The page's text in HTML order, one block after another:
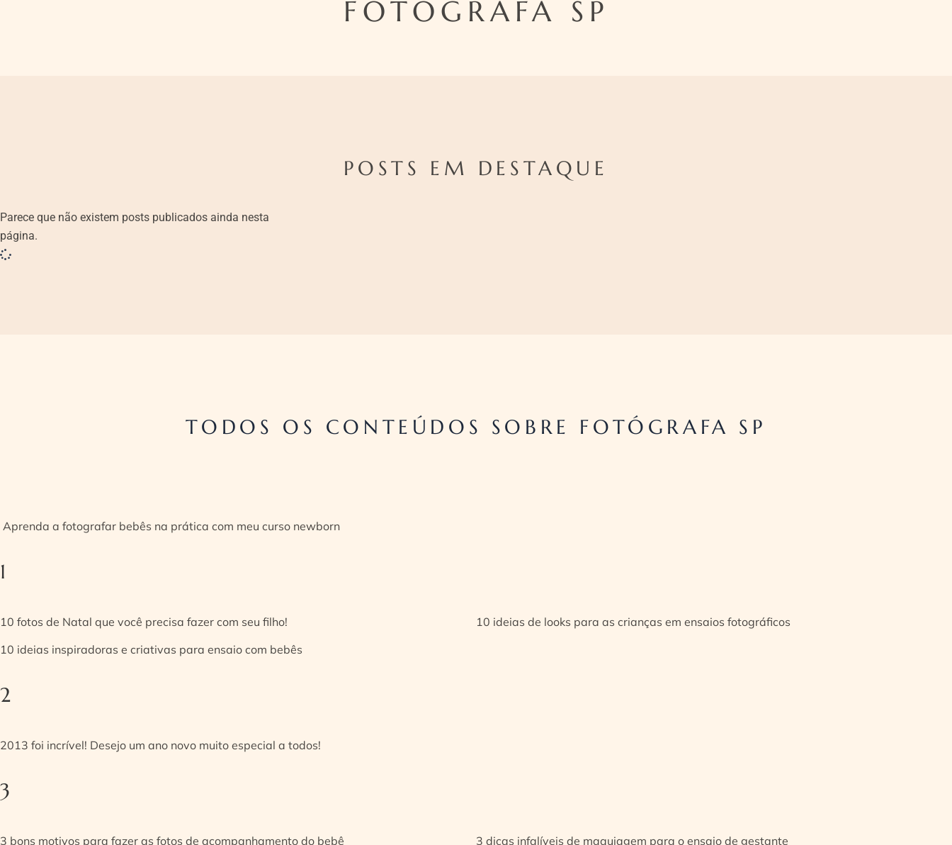
FOTÓGRAFA SP
POSTS EM DESTAQUE
Parece que não existem posts publicados ainda nesta
página.
TODOS OS CONTEÚDOS SOBRE FOTÓGRAFA SP
Aprenda a fotografar bebês na prática com meu curso newborn
1
10 fotos de Natal que você precisa fazer com seu filho!
10 ideias de looks para as crianças em ensaios fotográficos
10 ideias inspiradoras e criativas para ensaio com bebês
2
2013 foi incrível! Desejo um ano novo muito especial a todos!
3
3 bons motivos para fazer as fotos de acompanhamento do bebê
3 dicas infalíveis de maquiagem para o ensaio de gestante